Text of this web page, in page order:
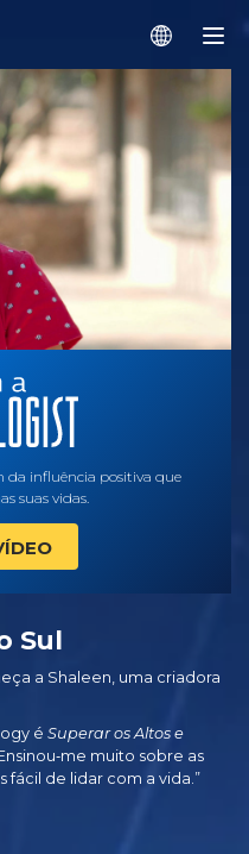
da influência positiva que
suas vidas.
Sul
a Shaleen, uma criadora
é Superar os Altos e
muito sobre as
fácil de lidar com a vida.”